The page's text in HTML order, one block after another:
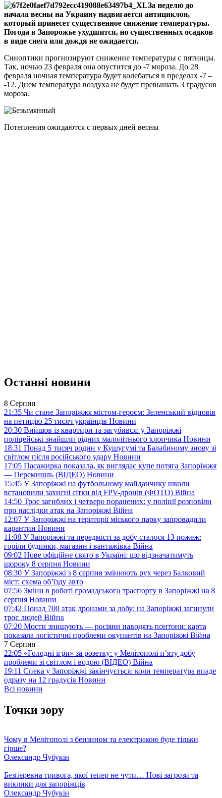
За неделю до
начала весны на Украину надвигается антициклон,
который принесет существенное снижение температуры.
Погода в Запорожье ухудшится, но существенных осадков
в виде снега или дождя не ожидается.
Синоптики прогнозируют снижение температуры с пятницы.
Так, ночью 23 февраля она опустится до -7 мороза. До 28
февраля ночная температура будет колебаться в пределах -7 –
-12. Днем температура воздуха не будет превышать 3 градусов
мороза.
Потепления ожидаются с первых дней весны
Останні новини
8 Серпня
21:35 Чи стане Запоріжжя містом-героєм: Зеленський відповів
на петицію 25 тисяч українців Новини
20:30 Вийшов із квартири та загубився: у Запоріжжі
поліцейські знайшли рідних малолітнього хлопчика Новини
18:31 Понад 5 тисяч родин у Кушугумі та Балабиному знову зі
світлом після російського удару Новини
17:05 Пасажирка показала, як виглядає купе потяга Запоріжжя
— Перемишль (ВІДЕО) Новини
15:45 У Запоріжжі на футбольному майданчику школи
встановили захисні сітки від FPV-дронів (ФОТО) Війна
14:50 Троє загиблих і четверо поранених: у поліції розповіли
про наслідки атак на Запоріжжі Війна
12:07 У Запоріжжі на території міського парку запровадили
карантин Новини
11:08 У Запоріжжі та передмісті за добу сталося 13 пожеж:
горіли будинки, магазин і вантажівка Війна
09:02 Нове офіційне свято в Україні: що відзначатимуть
щороку 8 серпня Новини
08:30 У Запоріжжі з 8 серпня змінюють рух через Балковий
міст: схема об’їзду авто
07:56 Зміни в роботі громадського траспорту в Запоріжжі на 8
серпня Новини
07:42 Понад 700 атак дронами за добу: на Запоріжжі загинули
троє людей Війна
07:20 Мости знищують — росіяни наводять понтони: карта
показала логістичні проблеми окупантів на Запоріжжі Війна
7 Серпня
22:05 «Голодні ігри» за розетку: у Мелітополі п’яту добу
проблеми зі світлом і водою (ВІДЕО) Війна
19:11 Спека у Запоріжжі закінчується: коли температура впаде
одразу на 12 градусів Новини
Всі новини
Точки зору
Чому в Мелітополі з бензином та електрикою буде тільки
гірше?
Олександр Чубукін
Безперевна тривога, якої тепер не чути… Нові загрози та
виклики для запоріжців
Олександр Чубукін